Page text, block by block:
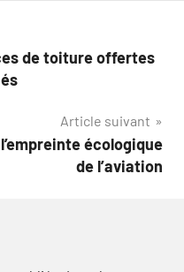
de toiture offertes
Article suivant
écologique
de l’aviation